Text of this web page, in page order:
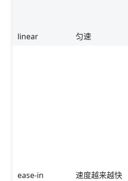
linear 匀速
ease-in 速度越来越快